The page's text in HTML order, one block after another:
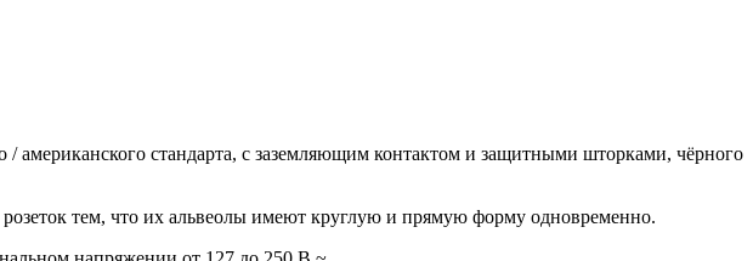
американского стандарта, с заземляющим контактом и защитными шторками, чёрного
тем, что их альвеолы имеют круглую и прямую форму одновременно.